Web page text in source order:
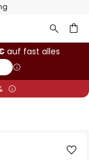
auf fast alles